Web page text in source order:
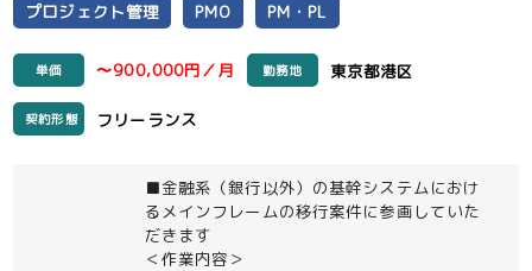
プロジェクト管理 PMO PM・PL
単価 〜900,000円／月 勤務地 東京都港区
契約形態 フリーランス
■金融系（銀行以外）の基幹システムにおけ
るメインフレームの移行案件に参画していた
だきます
＜作業内容＞